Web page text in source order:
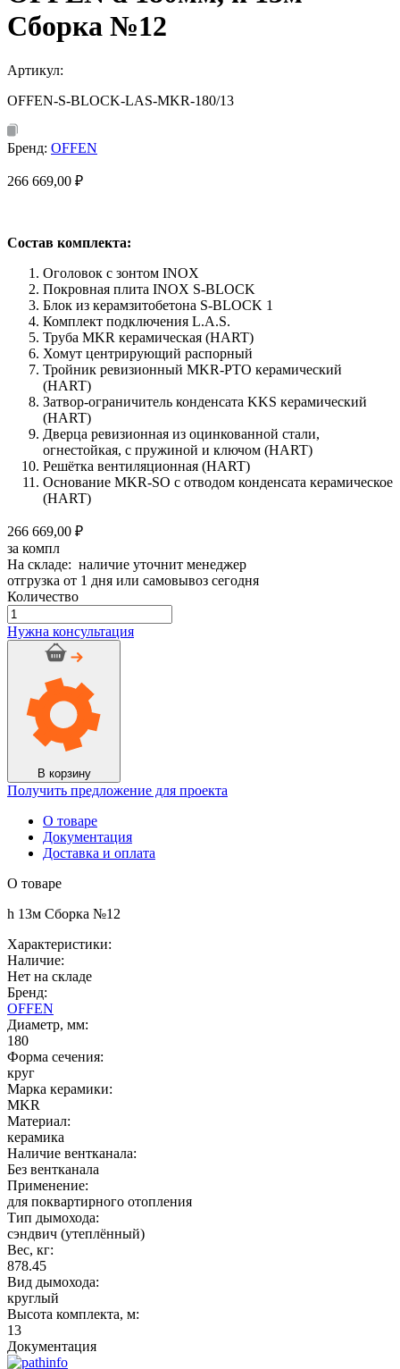
Сборка №12
Артикул:
OFFEN-S-BLOCK-LAS-MKR-180/13
Бренд: OFFEN
266 669,00 ₽
Состав комплекта:
Оголовок с зонтом INOX
Покровная плита INOX S-BLOCK
Блок из керамзитобетона S-BLOCK 1
Комплект подключения L.A.S.
Труба MKR керамическая (HART)
Хомут центрирующий распорный
Тройник ревизионный MKR-PTO керамический
(HART)
Затвор-ограничитель конденсата KKS керамический
(HART)
Дверца ревизионная из оцинкованной стали,
огнестойкая, с пружиной и ключом (HART)
Решётка вентиляционная (HART)
Основание MKR-SO с отводом конденсата керамическое
(HART)
266 669,00 ₽
за компл
На складе: наличие уточнит менеджер
отгрузка от 1 дня или самовывоз сегодня
Количество
Количество
товара
Дымоход
керамический
180мм,
Нужна консультация
В корзину
Получить предложение для проекта
О товаре
Документация
Доставка и оплата
О товаре
h 13м Сборка №12
Характеристики:
Наличие:
Нет на складе
Бренд:
OFFEN
Диаметр, мм:
180
Форма сечения:
круг
Марка керамики:
MKR
Материал:
керамика
Наличие вентканала:
Без вентканала
Применение:
для поквартирного отопления
Тип дымохода:
сэндвич (утеплённый)
Вес, кг:
878.45
Вид дымохода:
круглый
Высота комплекта, м:
13
Документация